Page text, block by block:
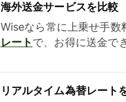
海外送金サービスを比較
Wiseなら常に上乗せ手数
レートで、お得に送金で
リアルタイム為替レート